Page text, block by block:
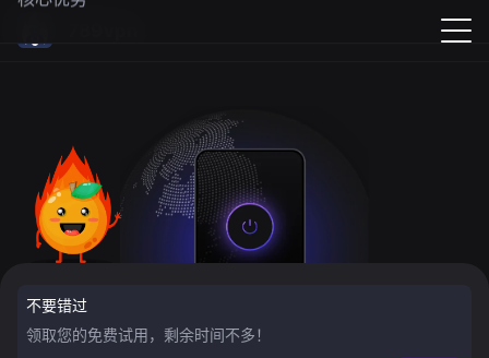
不要错过
领取您的免费试用，剩余时间不多！